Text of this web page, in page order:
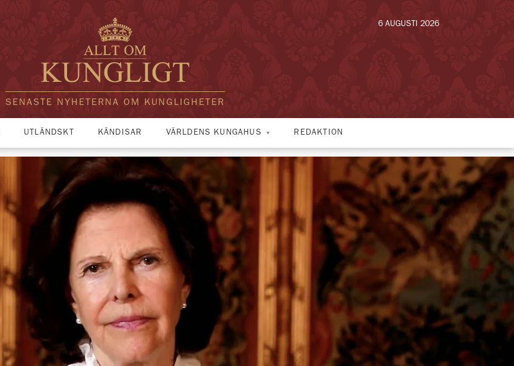
SENASTE NYHETERNA OM KUNGLIGHETER
6 AUGUSTI 2026
UTLÄNDSKT KÄNDISAR VÄRLDENS KUNGAHUS REDAKTION